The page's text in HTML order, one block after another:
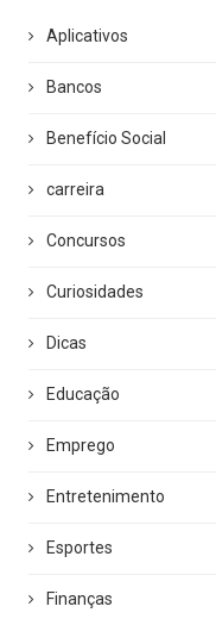
Aplicativos
Bancos
Benefício Social
carreira
Concursos
Curiosidades
Dicas
Educação
Emprego
Entretenimento
Esportes
Finanças